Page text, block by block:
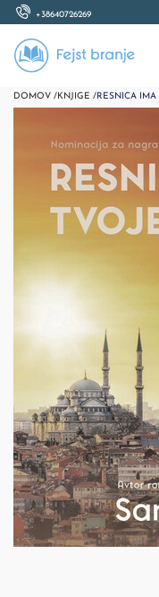
+38640726269
DOMOV /KNJIGE /RESNICA IMA